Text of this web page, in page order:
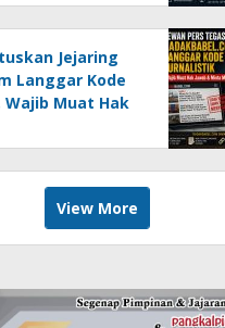
Jejaring
Langgar Kode
Muat Hak
View More